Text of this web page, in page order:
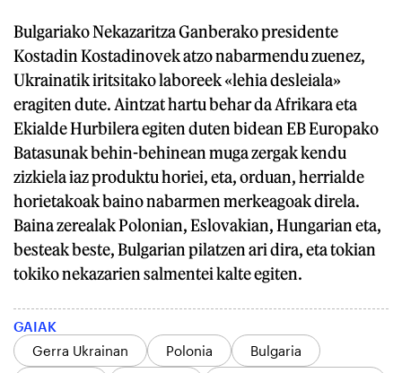
Bulgariako Nekazaritza Ganberako presidente
Kostadin Kostadinovek atzo nabarmendu zuenez,
Ukrainatik iritsitako laboreek «lehia desleiala»
eragiten dute. Aintzat hartu behar da Afrikara eta
Ekialde Hurbilera egiten duten bidean EB Europako
Batasunak behin-behinean muga zergak kendu
zizkiela iaz produktu horiei, eta, orduan, herrialde
horietakoak baino nabarmen merkeagoak direla.
Baina zerealak Polonian, Eslovakian, Hungarian eta,
besteak beste, Bulgarian pilatzen ari dira, eta tokian
tokiko nekazarien salmentei kalte egiten.
GAIAK
Gerra Ukrainan
Polonia
Bulgaria